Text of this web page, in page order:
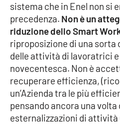
EDIZIONI
LOCALI
Catanzaro
Crotone
Vibo Valentia
sistema che in Enel non si
precedenza. Non è un
riduzione dello Smart
riproposizione di una sorta
delle attività di lavoratrici
novecentesca. Non è
recuperare efficienza,
un’Azienda tra le più
pensando ancora una
esternalizzazioni di attività